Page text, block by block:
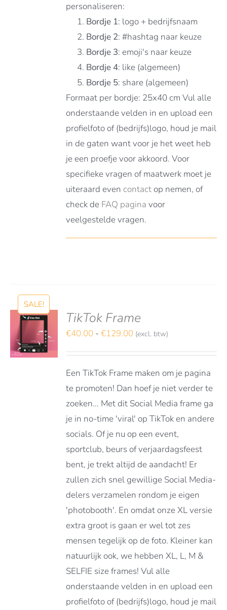
personaliseren:
Bordje 1: logo + bedrijfsnaam
Bordje 2: #hashtag naar keuze
Bordje 3: emoji's naar keuze
Bordje 4: like (algemeen)
Bordje 5: share (algemeen)
Formaat per bordje: 25x40 cm Vul alle
onderstaande velden in en upload een
profielfoto of (bedrijfs)logo, houd je mail
in de gaten want voor je het weet heb
je een proefje voor akkoord. Voor
specifieke vragen of maatwerk moet je
uiteraard even contactop nemen, of
check de FAQ pagina voor
veelgestelde vragen.
SALE!
TikTok Frame
€40.00 - €129.00Prijsklasse:
€129.00
(excl. btw)
Een TikTok Frame maken om je pagina
te promoten! Dan hoef je niet verder te
zoeken... Met dit Social Media frame ga
je in no-time 'viral' op TikTok en andere
socials. Of je nu op een event,
sportclub, beurs of verjaardagsfeest
bent, je trekt altijd de aandacht! Er
zullen zich snel gewillige Social Media-
delers verzamelen rondom je eigen
'photobooth'. En omdat onze XL versie
extra groot is gaan er wel tot zes
mensen tegelijk op de foto. Kleiner kan
natuurlijk ook, we hebben XL, L, M &
SELFIE size frames! Vul alle
onderstaande velden in en upload een
profielfoto of (bedrijfs)logo, houd je mail